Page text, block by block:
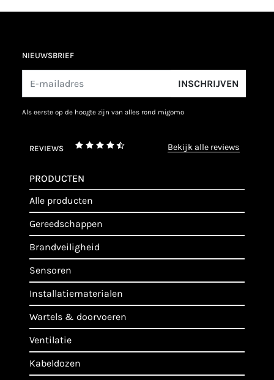
NIEUWSBRIEF
INSCHRIJVEN
als eerste op de hoogte zijn van alles rond migomo
REVIEWS bekijk alle reviews
PRODUCTEN
alle producten
gereedschappen
brandveiligheid
sensoren
installatiematerialen
wartels & doorvoeren
ventilatie
kabeldozen